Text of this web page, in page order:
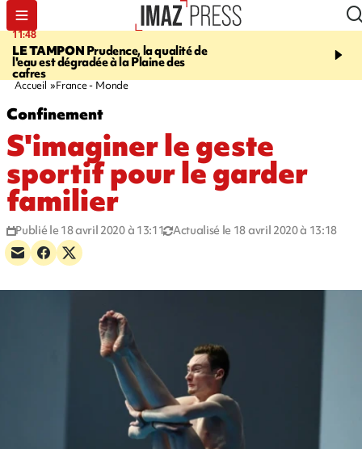
11:48
LE TAMPON Prudence, la qualité de
l'eau est dégradée à la Plaine des
cafres
12:48
Cap Lahoussaye du 10
Accueil France - Monde
Confinement
S'imaginer le geste
sportif pour le garder
familier
Publié le 18 avril 2020 à 13:11 Actualisé le 18 avril 2020 à 13:18